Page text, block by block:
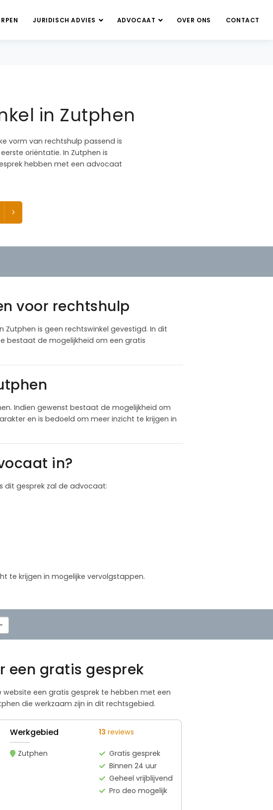
JURIDISCH ADVIES ADVOCAAT OVER ONS CONTACT
in Zutphen
vorm van rechtshulp passend is
oriëntatie. In Zutphen is
hebben met een advocaat
voor rechtshulp
is geen rechtswinkel gevestigd. In dit
bestaat de mogelijkheid om een gratis
Indien gewenst bestaat de mogelijkheid om
en is bedoeld om meer inzicht te krijgen in
in?
dit gesprek zal de advocaat:
te krijgen in mogelijke vervolgstappen.
een gratis gesprek
website een gratis gesprek te hebben met een
die werkzaam zijn in dit rechtsgebied.
Werkgebied
Zutphen
13 reviews
Gratis gesprek
Binnen 24 uur
Geheel vrijblijvend
Pro deo mogelijk